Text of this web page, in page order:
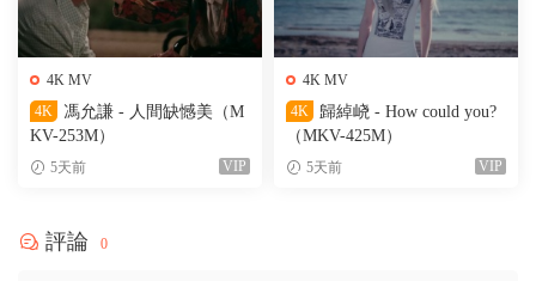
4K MV
4K
馮允謙 - 人間缺憾美（M
KV-253M）
5天前 VIP
4K MV
4K
歸綽峣 - How could you?
（MKV-425M）
5天前 VIP
評論 0